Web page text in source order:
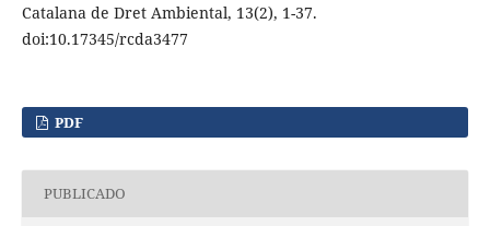
Catalana de Dret Ambiental, 13(2), 1-37.
doi:10.17345/rcda3477
PDF
PUBLICADO